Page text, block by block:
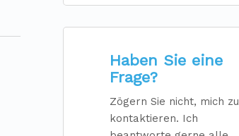
Haben Sie eine
Frage?
Zögern Sie nicht, mich zu
kontaktieren. Ich